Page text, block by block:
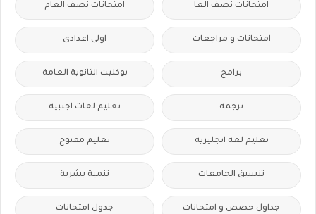
امتحانات نصف العا امتحانات نصف العام
امتحانات و مراجعات اولى اعدادى
برامج بوكليت الثانوية العامة
ترجمة تعليم لغات اجنبية
تعليم لغة انجليزية تعليم مفتوح
تنسيق الجامعات تنمية بشرية
جداول حصص و امتحانات جدول امتحانات